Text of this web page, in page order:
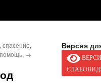
помощь. →
Версия